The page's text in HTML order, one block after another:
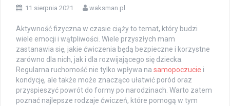
11 sierpnia 2021 waksman.pl
Aktywność fizyczna w czasie ciąży to temat, który budzi
wiele emocji i wątpliwości. Wiele przyszłych mam
zastanawia się, jakie ćwiczenia będą bezpieczne i korzystne
zarówno dla nich, jak i dla rozwijającego się dziecka.
Regularna ruchomość nie tylko wpływa na samopoczucie i
kondycję, ale także może znacząco ułatwić poród oraz
przyspieszyć powrót do formy po narodzinach. Warto zatem
poznać najlepsze rodzaje ćwiczeń, które pomogą w tym